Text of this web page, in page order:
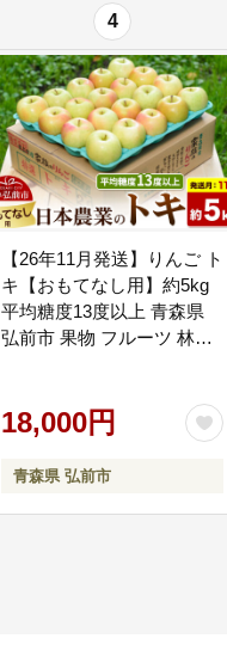
4
【26年11月発送】りんご ト
キ【おもてなし用】約5kg
平均糖度13度以上 青森県
弘前市 果物 フルーツ 林檎
弘前市]
18,000円
青森県 弘前市